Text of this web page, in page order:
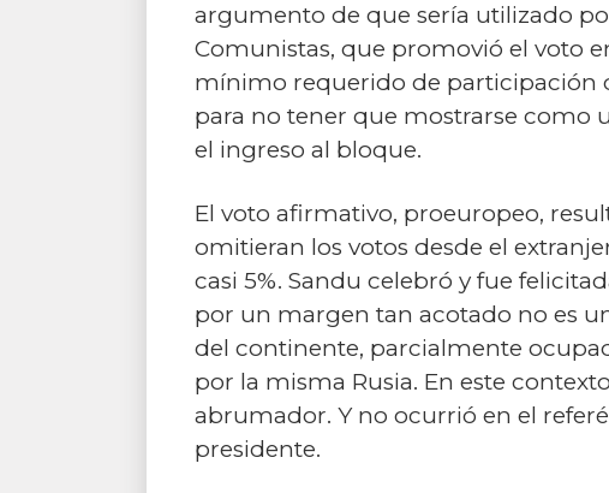
argumento de que sería utilizado
Comunistas, que promovió el voto
mínimo requerido de participación
para no tener que mostrarse como
el ingreso al bloque.
El voto afirmativo, proeuropeo,
omitieran los votos desde el
casi 5%. Sandu celebró y fue
por un margen tan acotado no es
del continente, parcialmente
por la misma Rusia. En este
abrumador. Y no ocurrió en el
presidente.